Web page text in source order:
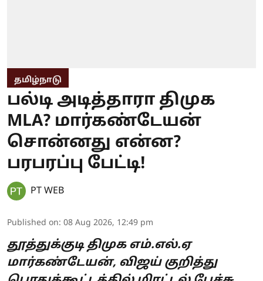
தமிழ்நாடு
பல்டி அடித்தாரா திமுக
MLA? மார்கண்டேயன்
சொன்னது என்ன?
பரபரப்பு பேட்டி!
PT WEB
Published on: 08 Aug 2026, 12:49 pm
தூத்துக்குடி திமுக எம்.எல்.ஏ
மார்கண்டேயன், விஜய் குறித்து